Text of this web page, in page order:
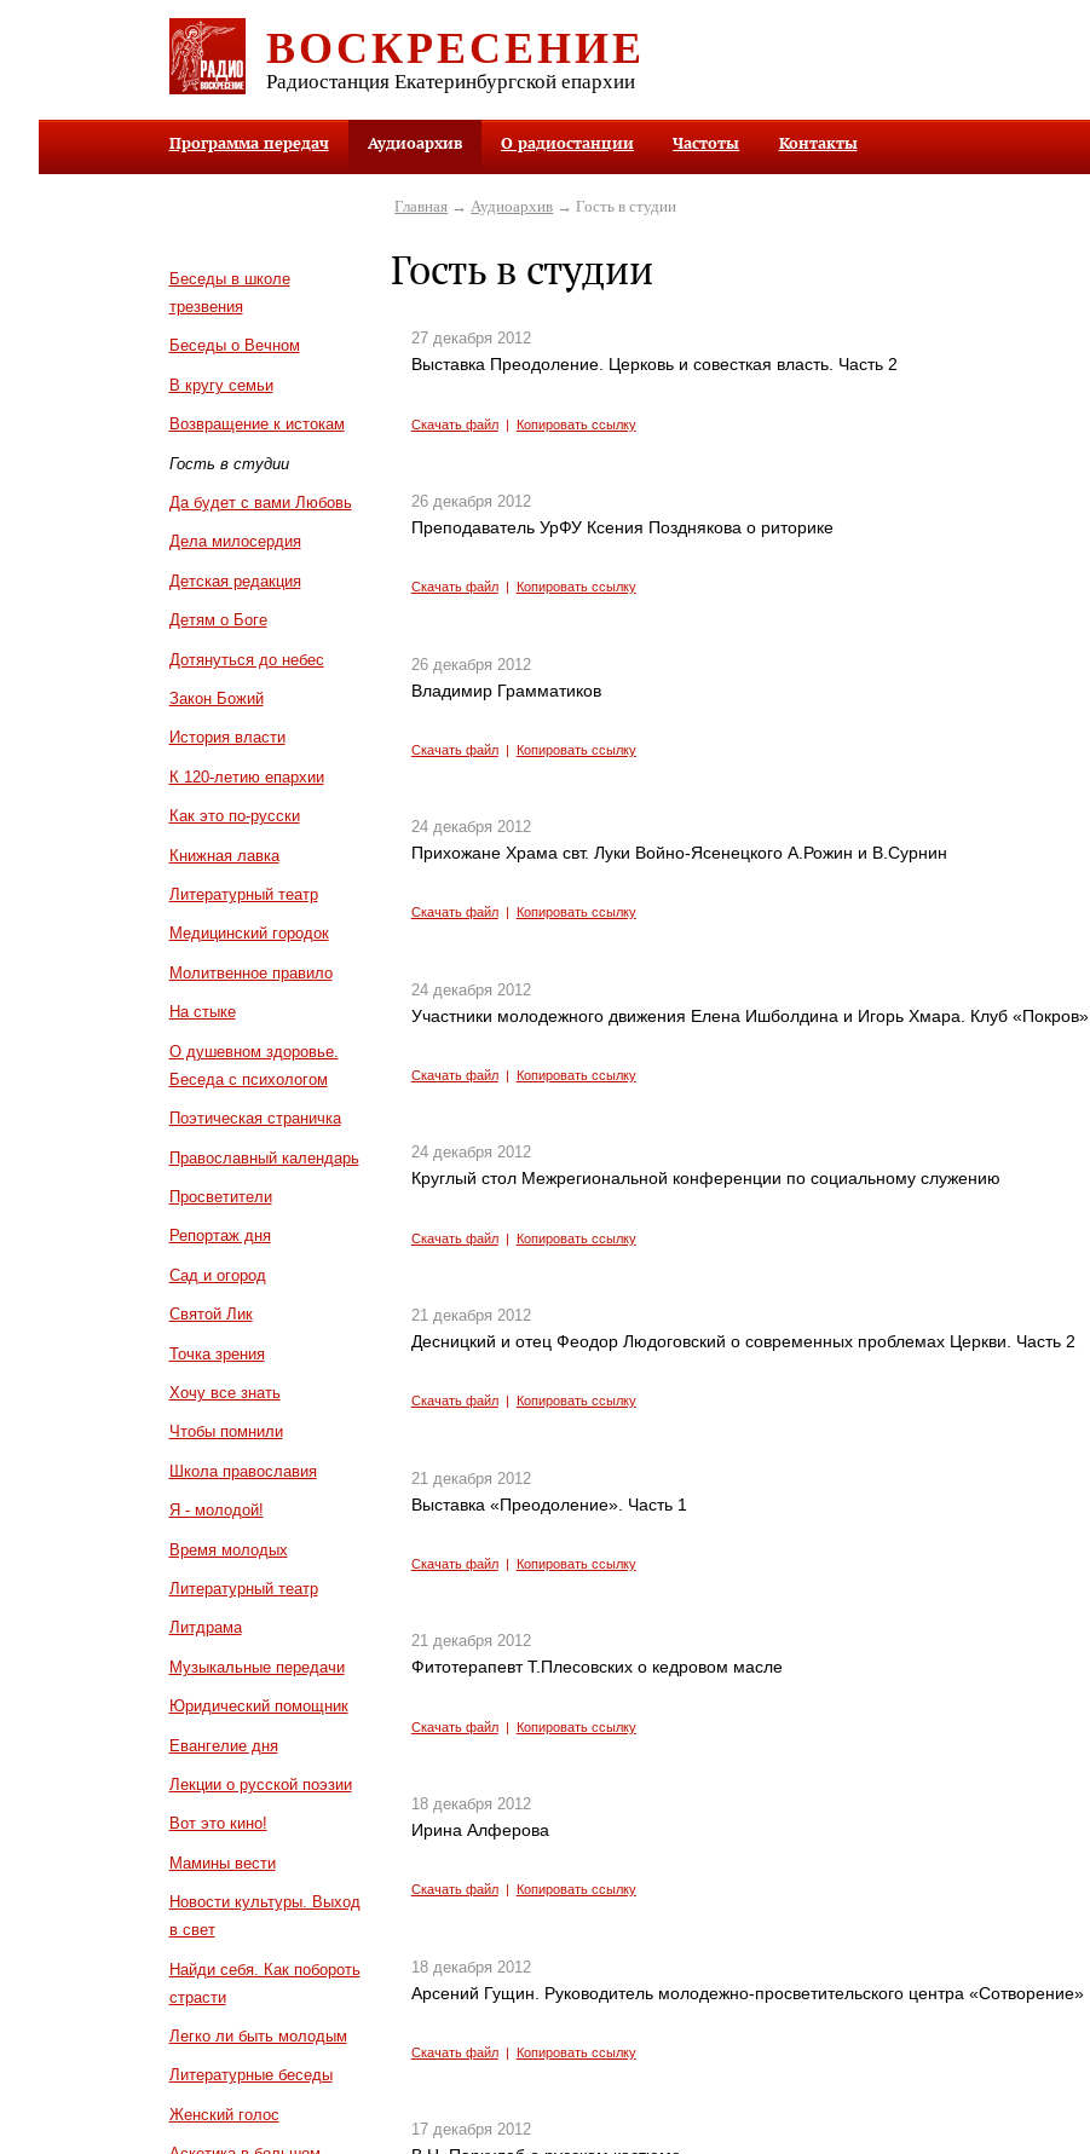
ВОСКРЕСЕНИЕ
Радиостанция Екатеринбургской епархии
Программа передач Аудиоархив О радиостанции Частоты Контакты
Беседы в школе
трезвения
Беседы о Вечном
В кругу семьи
Возвращение к истокам
Гость в студии
Да будет с вами Любовь
Дела милосердия
Детская редакция
Детям о Боге
Дотянуться до небес
Закон Божий
История власти
К 120-летию епархии
Как это по-русски
Книжная лавка
Литературный театр
Медицинский городок
Молитвенное правило
На стыке
О душевном здоровье.
Беседа с психологом
Поэтическая страничка
Православный календарь
Просветители
Репортаж дня
Сад и огород
Святой Лик
Точка зрения
Хочу все знать
Чтобы помнили
Школа православия
Я - молодой!
Время молодых
Литературный театр
Литдрама
Музыкальные передачи
Юридический помощник
Евангелие дня
Лекции о русской поэзии
Вот это кино!
Мамины вести
Новости культуры. Выход
в свет
Найди себя. Как побороть
страсти
Легко ли быть молодым
Литературные беседы
Женский голос
Главная → Аудиоархив → Гость в студии
Гость в студии
27 декабря 2012
Выставка Преодоление. Церковь и совесткая власть. Часть 2
Скачать файл| Копировать ссылку
26 декабря 2012
Преподаватель УрФУ Ксения Позднякова о риторике
Скачать файл| Копировать ссылку
26 декабря 2012
Владимир Грамматиков
Скачать файл| Копировать ссылку
24 декабря 2012
Прихожане Храма свт. Луки Войно-Ясенецкого А.Рожин и В.Сурнин
Скачать файл| Копировать ссылку
24 декабря 2012
Участники молодежного движения Елена Ишболдина и Игорь Хмара. Клуб «Покров»
Скачать файл| Копировать ссылку
24 декабря 2012
Круглый стол Межрегиональной конференции по социальному служению
Скачать файл| Копировать ссылку
21 декабря 2012
Десницкий и отец Феодор Людоговский о современных проблемах Церкви. Часть 2
Скачать файл| Копировать ссылку
21 декабря 2012
Выставка «Преодоление». Часть 1
Скачать файл| Копировать ссылку
21 декабря 2012
Фитотерапевт Т.Плесовских о кедровом масле
Скачать файл| Копировать ссылку
18 декабря 2012
Ирина Алферова
Скачать файл| Копировать ссылку
18 декабря 2012
Арсений Гущин. Руководитель молодежно-просветительского центра «Сотворение»
Скачать файл| Копировать ссылку
17 декабря 2012